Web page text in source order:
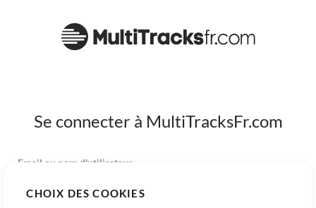
CHOIX DES COOKIES
Se connecter à MultiTracksFr.com
Email ou nom d'utilisateur